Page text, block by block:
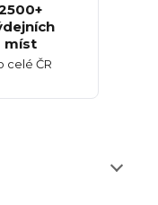
míst
celé ČR